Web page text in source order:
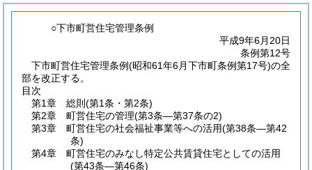
○下市町営住宅管理条例
平成9年6月20日
条例第12号
下市町営住宅管理条例(昭和61年6月下市町条例第17号)の全
部を改正する。
目次
第1章
総則 (第1条・第2条)
第2章
町営住宅の管理(第3条―第37条の2)
第3章
町営住宅の社会福祉事業等への活用(第38条―第42
条)
第4章
町営住宅のみなし特定公共賃貸住宅としての活用
(第43条―第46条)